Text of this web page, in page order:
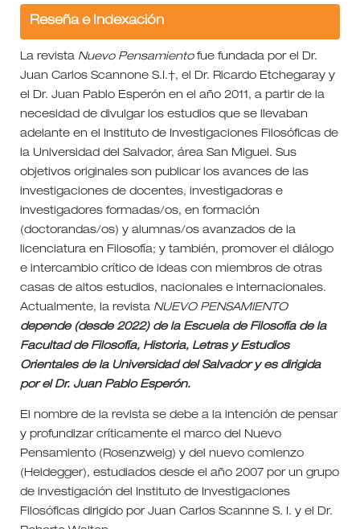
Reseña e Indexación
La revista Nuevo Pensamientofue fundada por el Dr.
Juan Carlos Scannone S.I.†, el Dr. Ricardo Etchegaray y
el Dr. Juan Pablo Esperón en el año 2011, a partir de la
necesidad de divulgar los estudios que se llevaban
adelante en el Instituto de Investigaciones Filosóficas de
la Universidad del Salvador, área San Miguel. Sus
objetivos originales son publicar los avances de las
investigaciones de docentes, investigadoras e
investigadores formadas/os, en formación
(doctorandas/os) y alumnas/os avanzados de la
licenciatura en Filosofía; y también, promover el diálogo
e intercambio crítico de ideas con miembros de otras
casas de altos estudios, nacionales e internacionales.
Actualmente, la revista NUEVO PENSAMIENTO
depende (desde 2022) de la Escuela de Filosofía de la
Facultad de Filosofía, Historia, Letras y Estudios
Orientales de la Universidad del Salvador y es dirigida
por el Dr. Juan Pablo Esperón.
El nombre de la revista se debe a la intención de pensar
y profundizar críticamente el marco del Nuevo
Pensamiento (Rosenzweig) y del nuevo comienzo
(Heidegger), estudiados desde el año 2007 por un grupo
de investigación del Instituto de Investigaciones
Filosóficas dirigido por Juan Carlos Scannne S. I. y el Dr.